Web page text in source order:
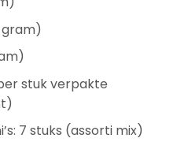
stuk verpakte
7 stuks (assorti mix)